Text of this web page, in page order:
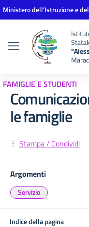
Vai ai contenuti
Vai al menu di navigazione
Vai al footer
Ministero dell'Istruzione e del
FAMIGLIE E STUDENTI
le famiglie
Stampa / Condividi
Argomenti
Servizio
Indice della pagina